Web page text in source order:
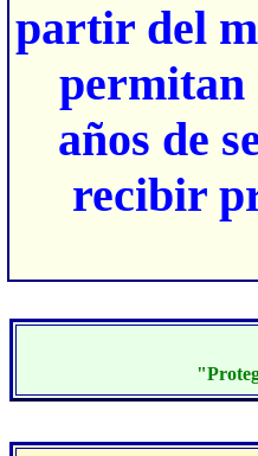
partir del
permitan
años de
recibir